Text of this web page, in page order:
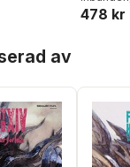
478 kr
av